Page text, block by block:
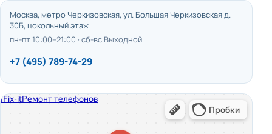
Москва, метро Черкизовская, ул. Большая Черкизовская д.
30Б, цокольный этаж
пн-пт 10:00–21:00 · сб-вс Выходной
+7 (495) 789-74-29